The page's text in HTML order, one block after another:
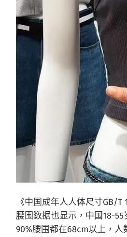
《中国成年人人体尺寸GB/T
腰围数据也显示，中国18-
90%腰围都在68cm以上，人